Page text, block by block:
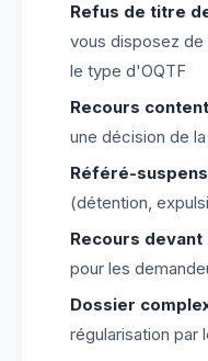
Refus de titre
vous disposez
le type d'OQTF
Recours
une décision de
Référé-
(détention,
Recours devant
pour les
Dossier
régularisation par